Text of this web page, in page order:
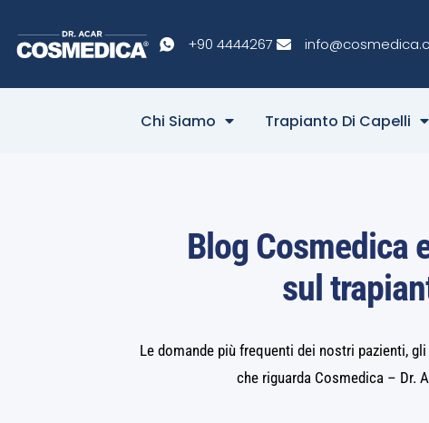
+90 4444267
Chi Siamo Trapianto Di Capelli
Blog Cosmedica
sul
Le domande più frequenti dei nostri pazienti,
che riguarda Cosmedica – Dr.